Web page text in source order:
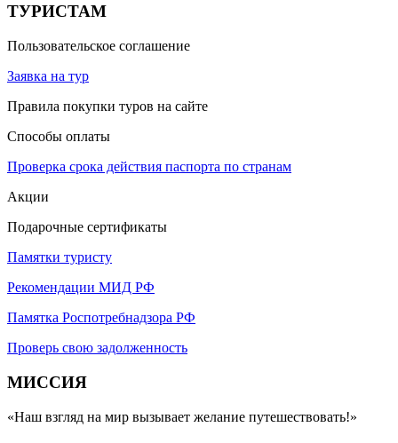
ТУРИСТАМ
Пользовательское соглашение
Заявка на тур
Правила покупки туров на сайте
Способы оплаты
Проверка срока действия паспорта по странам
Акции
Подарочные сертификаты
Памятки туристу
Рекомендации МИД РФ
Памятка Роспотребнадзора РФ
Проверь свою задолженность
МИССИЯ
«Наш взгляд на мир вызывает желание путешествовать!»